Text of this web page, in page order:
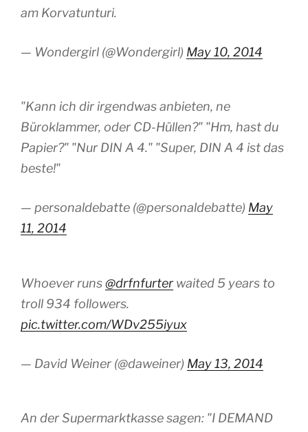
am Korvatunturi.
— Wondergirl (@Wondergirl) May 10, 2014
"Kann ich dir irgendwas anbieten, ne
Büroklammer, oder CD-Hüllen?" "Hm, hast du
Papier?" "Nur DIN A 4." "Super, DIN A 4 ist das
beste!"
— personaldebatte (@personaldebatte) May
11, 2014
Whoever runs@drfnfurter waited 5 years to
troll 934 followers.
pic.twitter.com/WDv255iyux
— David Weiner (@daweiner) May 13, 2014
An der Supermarktkasse sagen: "I DEMAND